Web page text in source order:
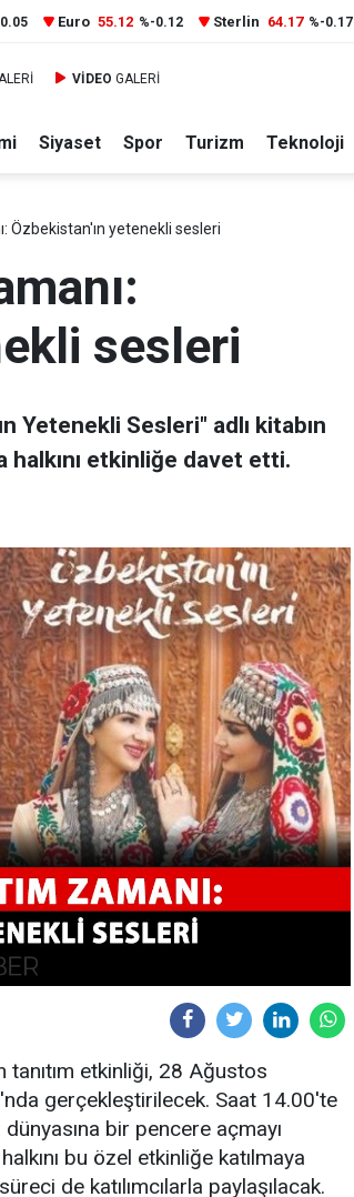
Euro 55.12 %-0.12 Sterlin 64.17 %-0.17
VİDEO GALERİ
Siyaset Spor Turizm Teknoloji
Özbekistan'ın yetenekli sesleri
sesleri
Yetenekli Sesleri" adlı kitabın
halkını etkinliğe davet etti.
tanıtım etkinliği, 28 Ağustos
gerçekleştirilecek. Saat 14.00'te
bir pencere açmayı
bu özel etkinliğe katılmaya
de katılımcılarla paylaşılacak.